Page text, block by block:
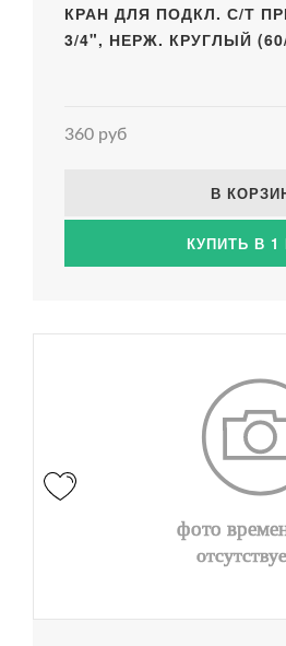
КРАН ДЛЯ ПОДКЛ. С/Т
3/4", НЕРЖ. КРУГЛЫЙ (60/
360 руб
В
КУПИТЬ В 1